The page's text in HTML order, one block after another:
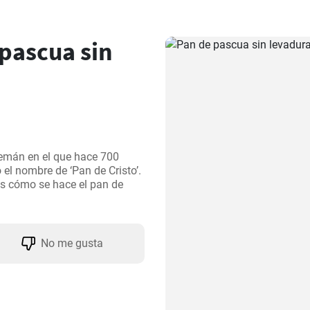
sin
en el que hace 700
nombre de ‘Pan de Cristo’.
cómo se hace el pan de
No me gusta